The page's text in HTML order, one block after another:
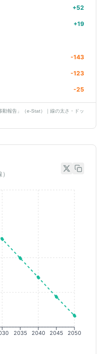
+52
+19
-143
-123
-25
報告」（e-Stat）｜線の太さ・ドッ
2035 2040 2045 2050